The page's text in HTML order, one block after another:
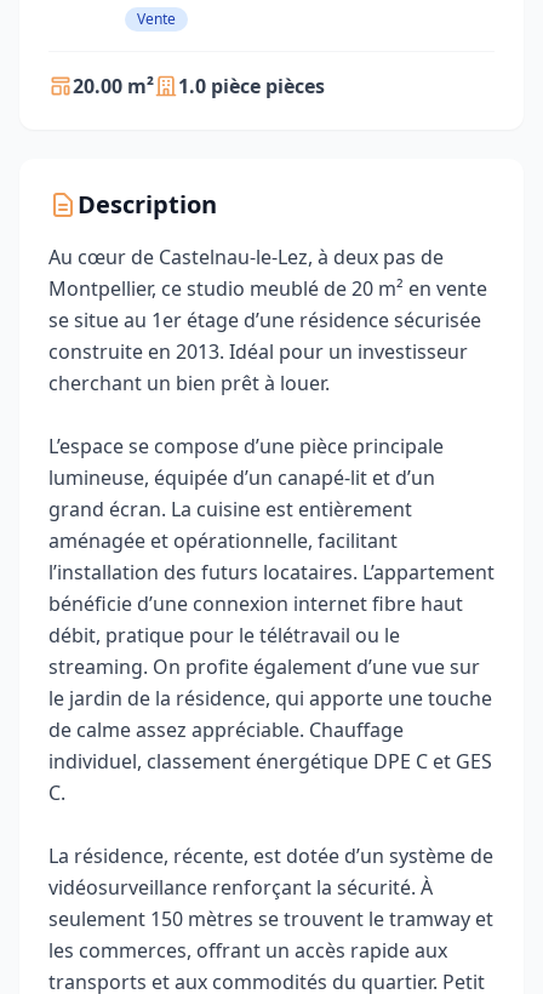
Vente
20.00 m² 1.0 pièce pièces
Description
Au cœur de Castelnau-le-Lez, à deux pas de
Montpellier, ce studio meublé de 20 m² en vente
se situe au 1er étage d’une résidence sécurisée
construite en 2013. Idéal pour un investisseur
cherchant un bien prêt à louer.
L’espace se compose d’une pièce principale
lumineuse, équipée d’un canapé‑lit et d’un
grand écran. La cuisine est entièrement
aménagée et opérationnelle, facilitant
l’installation des futurs locataires. L’appartement
bénéficie d’une connexion internet fibre haut
débit, pratique pour le télétravail ou le
streaming. On profite également d’une vue sur
le jardin de la résidence, qui apporte une touche
de calme assez appréciable. Chauffage
individuel, classement énergétique DPE C et GES
C.
La résidence, récente, est dotée d’un système de
vidéosurveillance renforçant la sécurité. À
seulement 150 mètres se trouvent le tramway et
les commerces, offrant un accès rapide aux
transports et aux commodités du quartier. Petit